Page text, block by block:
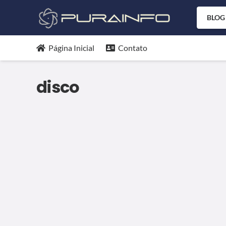
BLOG
Página Inicial Contato
disco
Dica: Encontrando os vilões
WindirStat